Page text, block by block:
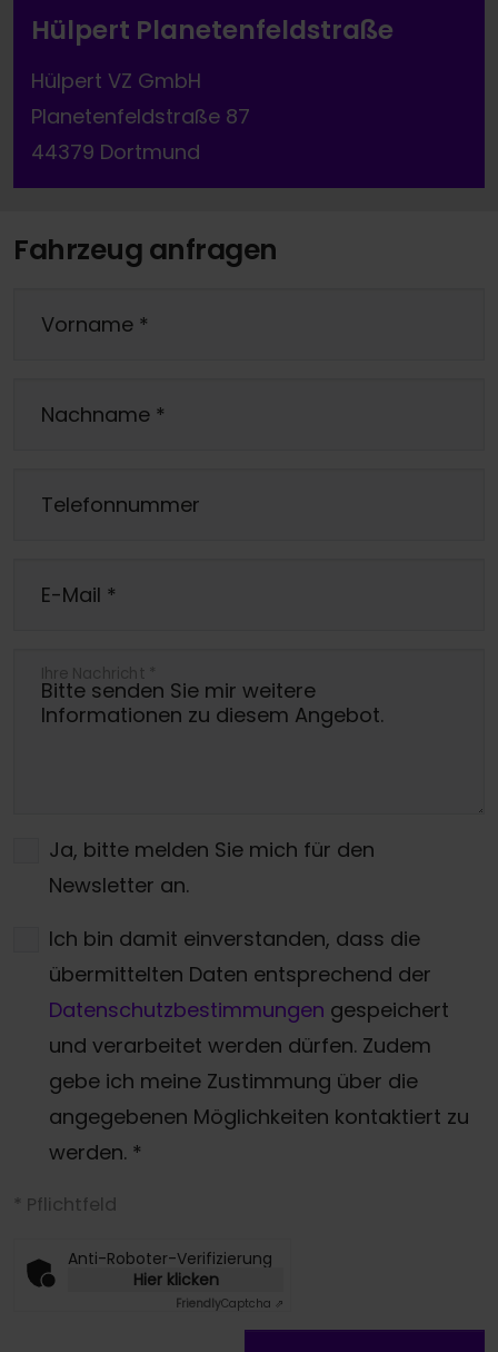
Hülpert Planetenfeldstraße
Hülpert VZ GmbH
Planetenfeldstraße 87
44379 Dortmund
Fahrzeug anfragen
Vorname *
Nachname *
Telefonnummer
E-Mail *
Ihre Nachricht *
Ja, bitte melden Sie mich für den
Newsletter an.
Ich bin damit einverstanden, dass die
übermittelten Daten entsprechend der
Datenschutzbestimmungen gespeichert
und verarbeitet werden dürfen. Zudem
gebe ich meine Zustimmung über die
angegebenen Möglichkeiten kontaktiert zu
werden. *
* Pflichtfeld
Anti-Roboter-Verifizierung
Hier klicken
FriendlyCaptcha ⇗